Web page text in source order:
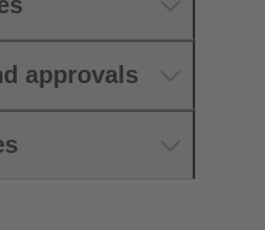
approvals